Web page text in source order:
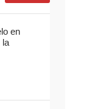
en
la